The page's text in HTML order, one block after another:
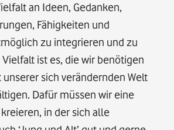
an Ideen, Gedanken,
Fähigkeiten und
zu integrieren und zu
ist es, die wir benötigen
sich verändernden Welt
Dafür müssen wir eine
in der sich alle